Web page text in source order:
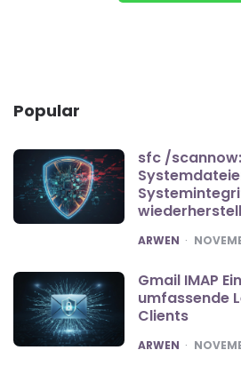
Popular
sfc /
POSTED
ARWEN
Gmail IMAP
umfassende
Clients
POSTED
ARWEN